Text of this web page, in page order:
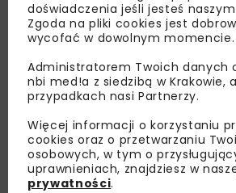
Zapisz się do newslettera aby
nas najlepsze informacje
zaproszenia na wydarzenia,
dedykowane akcje specjalne.
Zapoznałam/em się zPolityką
Regulaminemoraz wyrażam zgodę na
podany przeze mnie adres e-mail
doświadczenia jeśli jesteś
Zgoda na pliki cookies jest
wycofać w dowolnym momencie.
Administratorem Twoich danych
nbi med!a z siedzibą w Krakowie,
przypadkach nasi Partnerzy.
Więcej informacji o korzystaniu
cookies oraz o przetwarzaniu
osobowych, w tym o
uprawnieniach, znajdziesz w
prywatności.